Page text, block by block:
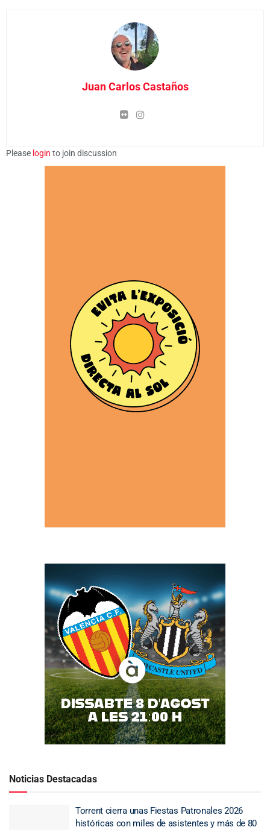
Juan Carlos Castaños
Please login to join discussion
Noticias Destacadas
Torrent cierra unas Fiestas Patronales 2026
históricas con miles de asistentes y más de 80